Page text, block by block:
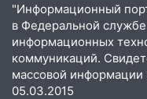
знойный и
06:00 Под
пострадал 38-
иномарки
"Информационный
в Федеральной
информационных
коммуникаций.
массовой
05.03.2015